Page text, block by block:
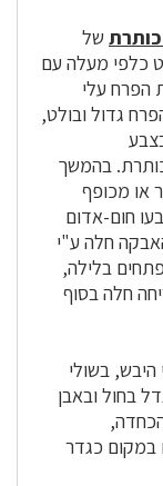
של
כלפי מעלה עם
הפרח עלי
גדול ובולט,
בצבע
בהמשך
או מכופף
רוחבו 3.5 ס"מ, צבעו חום-אדום
שהאבקה חלה ע"י
בלילה,
חלה בסוף
בשולי
רום של 100 מטר. גדל בחול ובאבן
במקום כגדר